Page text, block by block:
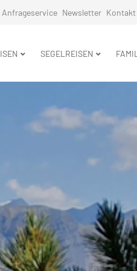
Anfrageservice Newsletter Kontakt
SEGELREISEN